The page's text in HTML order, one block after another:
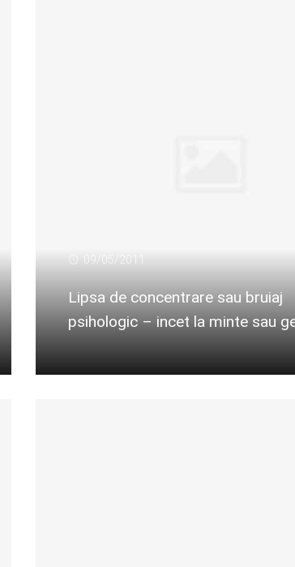
09/05/2011
Lipsa de concentrare sau bruiaj
psihologic – incet la minte sau